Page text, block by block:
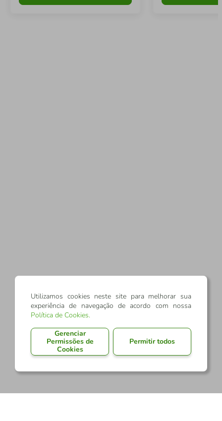
Utilizamos cookies neste site para melhorar sua
experiência de navegação de acordo com nossa
Política de Cookies.
Gerenciar
Permissões de
Cookies
Permitir todos